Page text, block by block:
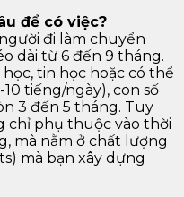
để có việc?
đi làm chuyển
dài từ 6 đến 9 tháng.
tin học hoặc có thể
tiếng/ngày), con số
3 đến 5 tháng. Tuy
chỉ phụ thuộc vào thời
mà nằm ở chất lượng
mà bạn xây dựng